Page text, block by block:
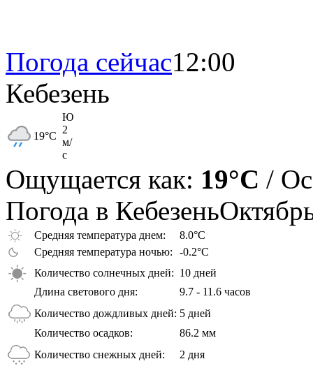
Погода сейчас12:00
Кебезень
19°C
Ю
2
м/
с
Ощущается как: 19°C /
Погода в Кебезень
Средняя температура днем:
8.0°C
Средняя температура ночью:
-0.2°C
Количество солнечных дней: 10 дней
Длина светового дня:
9.7 - 11.6 часов
Количество дождливых дней: 5 дней
Количество осадков:
86.2 мм
Количество снежных дней:
2 дня